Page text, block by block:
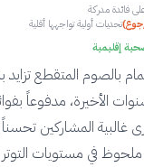
فائدة مدركة
جوع)تحديات أولية تواجهها أقلية
إقليمية
بالصوم المتقطع
الأخيرة، مدفوعاً
غالبية المشاركين
في مستويات